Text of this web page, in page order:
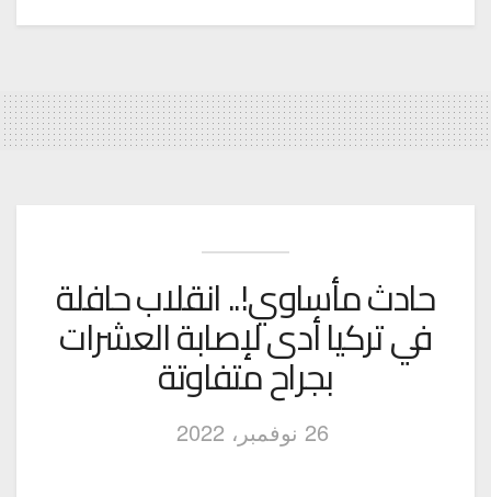
حادث مأساوي!.. انقلاب حافلة
في تركيا أدى لإصابة العشرات
بجراح متفاوتة
26 نوفمبر، 2022